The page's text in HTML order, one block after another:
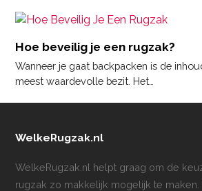
Hoe beveilig je een rugzak?
Wanneer je gaat backpacken is de
meest waardevolle bezit. Het…
WelkeRugzak.nl
WelkeRugzak.nl helpt graag om de
rugzak zo makkelijk mogelijk te maken.